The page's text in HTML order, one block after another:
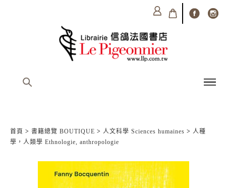
首頁 > 書籍總覽 BOUTIQUE > 人文科學 Sciences humaines > 人種
學，人類學 Ethnologie, anthropologie